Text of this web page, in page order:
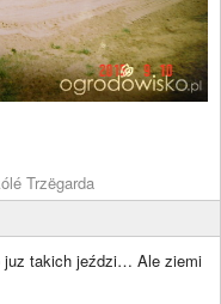
Trzëgarda
juz takich jeździ… Ale ziemi